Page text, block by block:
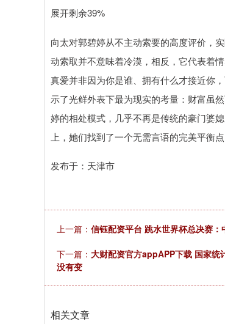
展开剩余39%
向太对郭碧婷从不主动索要的高度评价，
动索取并不意味着冷漠，相反，它代表着
真爱并非因为你是谁、拥有什么才接近你
示了光鲜外表下最为现实的考量：财富虽
婷的相处模式，几乎不再是传统的豪门婆
上，她们找到了一个无需言语的完美平衡点
发布于：天津市
上一篇： 信钰配资平台 跳水世界杯总决赛
下一篇： 大财配资官方appAPP下载 国家统
没有变
相关文章